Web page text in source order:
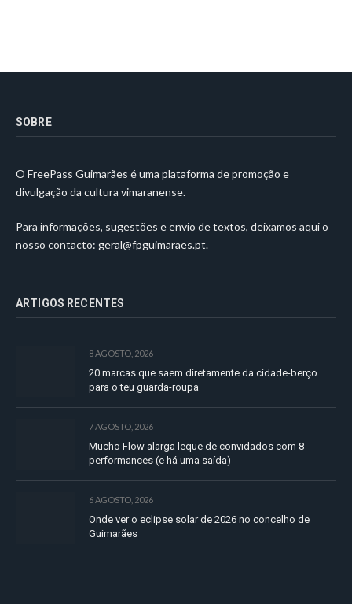
SOBRE
O FreePass Guimarães é uma plataforma de promoção e
divulgação da cultura vimaranense.
Para informações, sugestões e envio de textos, deixamos aqui o
nosso contacto: geral@fpguimaraes.pt.
ARTIGOS RECENTES
8 AGOSTO, 2026
20 marcas que saem diretamente da cidade-berço
para o teu guarda-roupa
7 AGOSTO, 2026
Mucho Flow alarga leque de convidados com 8
performances (e há uma saída)
6 AGOSTO, 2026
Onde ver o eclipse solar de 2026 no concelho de
Guimarães